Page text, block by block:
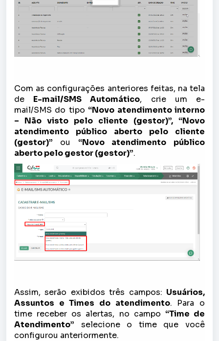
Com as configurações anteriores feitas, na tela
de E-mail/SMS Automático, crie um e-
mail/SMS do tipo“Novo atendimento interno
– Não visto pelo cliente (gestor)”, “Novo
atendimento público aberto pelo cliente
(gestor)” ou “Novo atendimento público
aberto pelo gestor (gestor)”.
Assim, serão exibidos três campos: Usuários,
Assuntos e Times do atendimento. Para o
time receber os alertas, no campo “Time de
Atendimento” selecione o time que você
configurou anteriormente.